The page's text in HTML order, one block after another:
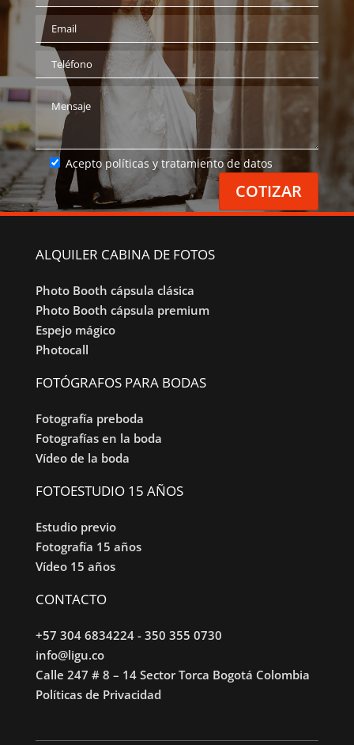
Acepto políticas y tratamiento de datos
ALQUILER CABINA DE FOTOS
Photo Booth cápsula clásica
Photo Booth cápsula premium
Espejo mágico
Photocall
FOTÓGRAFOS PARA BODAS
Fotografía preboda
Fotografías en la boda
Vídeo de la boda
FOTOESTUDIO 15 AÑOS
Estudio previo
Fotografía 15 años
Vídeo 15 años
CONTACTO
+57 304 6834224- 350 355 0730
info@ligu.co
Calle 247 # 8 – 14 Sector Torca Bogotá Colombia
Políticas de Privacidad